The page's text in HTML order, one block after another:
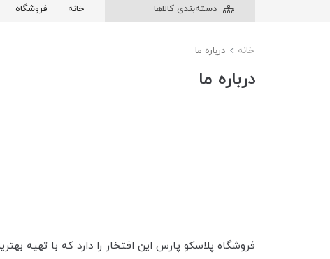
دسته‌بندی کالاها خانه فروشگاه
خانه درباره ما
درباره ما
فروشگاه پلاسکو پارس این افتخار را دارد که با تهیه